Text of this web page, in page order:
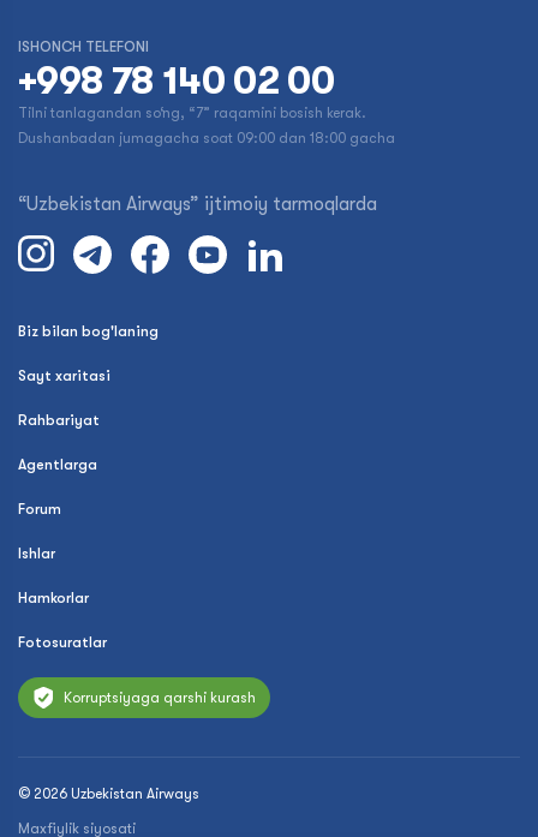
ISHONCH TELEFONI
+998 78 140 02 00
Tilni tanlagandan so‘ng, “7” raqamini bosish kerak.
Dushanbadan jumagacha soat 09:00 dan 18:00 gacha
“Uzbekistan Airways” ijtimoiy tarmoqlarda
Biz bilan bog'laning
Sayt xaritasi
Rahbariyat
Agentlarga
Forum
Ishlar
Hamkorlar
Fotosuratlar
Korruptsiyaga qarshi kurash
© 2026 Uzbekistan Airways
Maxfiylik siyosati